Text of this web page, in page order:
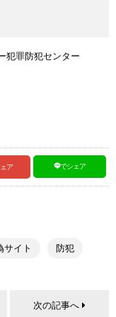
犯罪防犯センター
ア でシェア
サイト 防犯
次の記事へ